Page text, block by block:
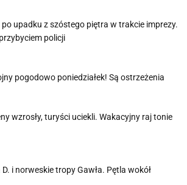
po upadku z szóstego piętra w trakcie imprezy.
policji
pogodowo poniedziałek! Są ostrzeżenia
wzrosły, turyści uciekli. Wakacyjny raj tonie
i norweskie tropy Gawła. Pętla wokół